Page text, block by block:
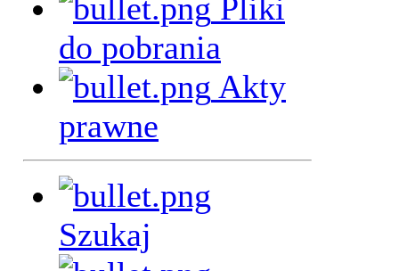
Pliki
do pobrania
Akty
prawne
Szukaj